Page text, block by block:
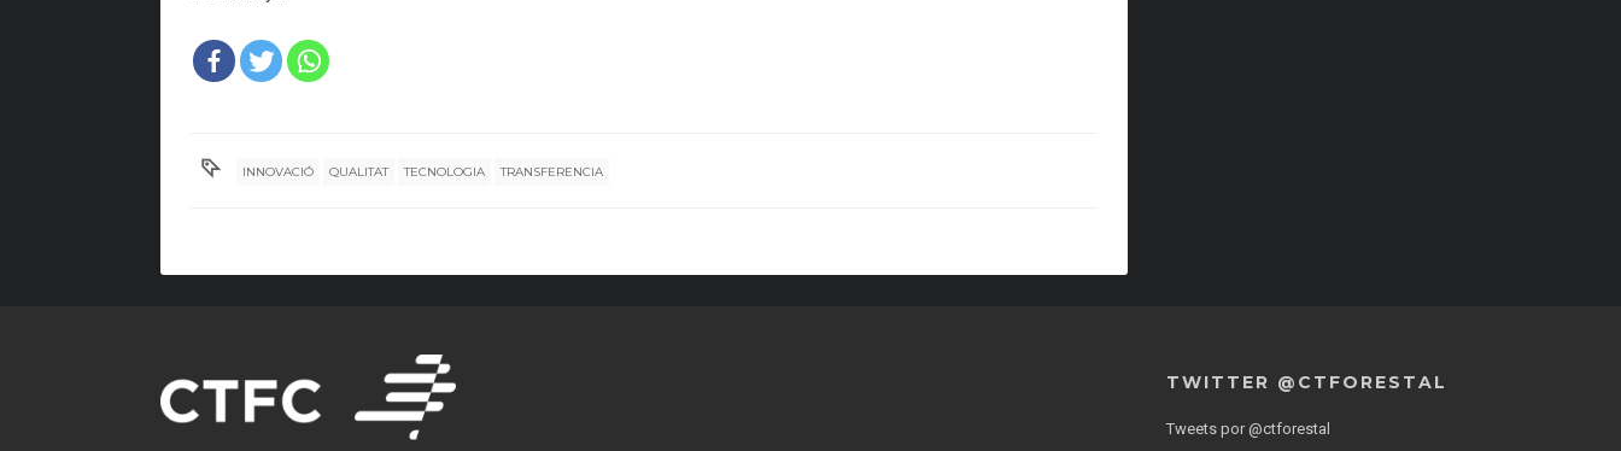
INNOVACIÓ QUALITAT TECNOLOGIA TRANSFERENCIA
TWITTER @CTFORESTAL
Tweets por @ctforestal